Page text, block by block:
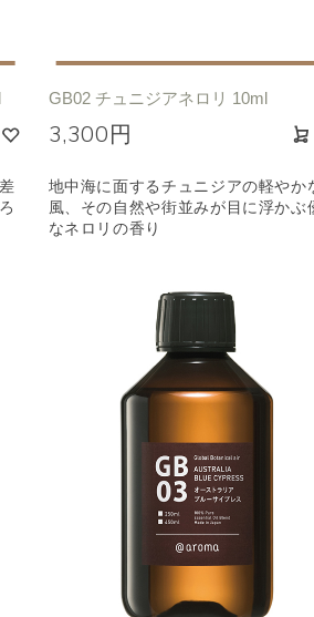
GB02 チュニジアネロリ 10ml
3,300円
地中海に面するチュニジアの軽やか
風、その自然や街並みが目に浮かぶ
なネロリの香り